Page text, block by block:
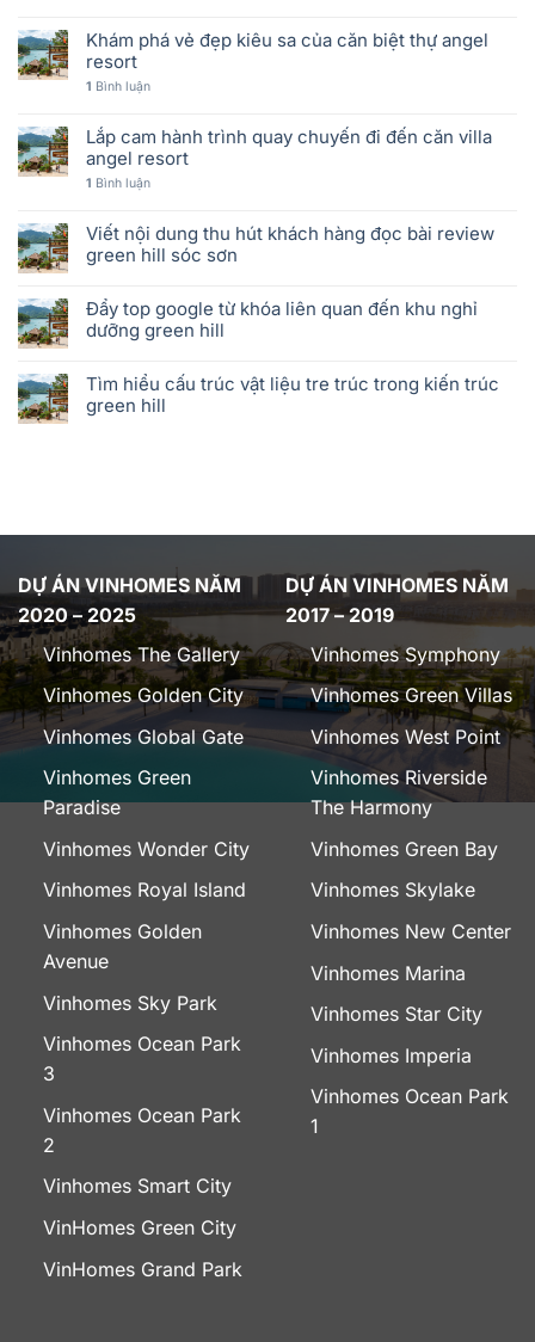
Khám phá vẻ đẹp kiêu sa của căn biệt thự angel
resort
1 Bình luận
Lắp cam hành trình quay chuyến đi đến căn villa
angel resort
1 Bình luận
Viết nội dung thu hút khách hàng đọc bài review
green hill sóc sơn
Đẩy top google từ khóa liên quan đến khu nghỉ
dưỡng green hill
Tìm hiểu cấu trúc vật liệu tre trúc trong kiến trúc
green hill
DỰ ÁN VINHOMES NĂM
2020 – 2025
Vinhomes The Gallery
Vinhomes Golden City
Vinhomes Global Gate
Vinhomes Green
Paradise
Vinhomes Wonder City
Vinhomes Royal Island
Vinhomes Golden
Avenue
Vinhomes Sky Park
Vinhomes Ocean Park
3
Vinhomes Ocean Park
2
Vinhomes Smart City
VinHomes Green City
VinHomes Grand Park
DỰ ÁN VINHOMES NĂM
2017 – 2019
Vinhomes Symphony
Vinhomes Green Villas
Vinhomes West Point
Vinhomes Riverside
The Harmony
Vinhomes Green Bay
Vinhomes Skylake
Vinhomes New Center
Vinhomes Marina
Vinhomes Star City
Vinhomes Imperia
Vinhomes Ocean Park
1